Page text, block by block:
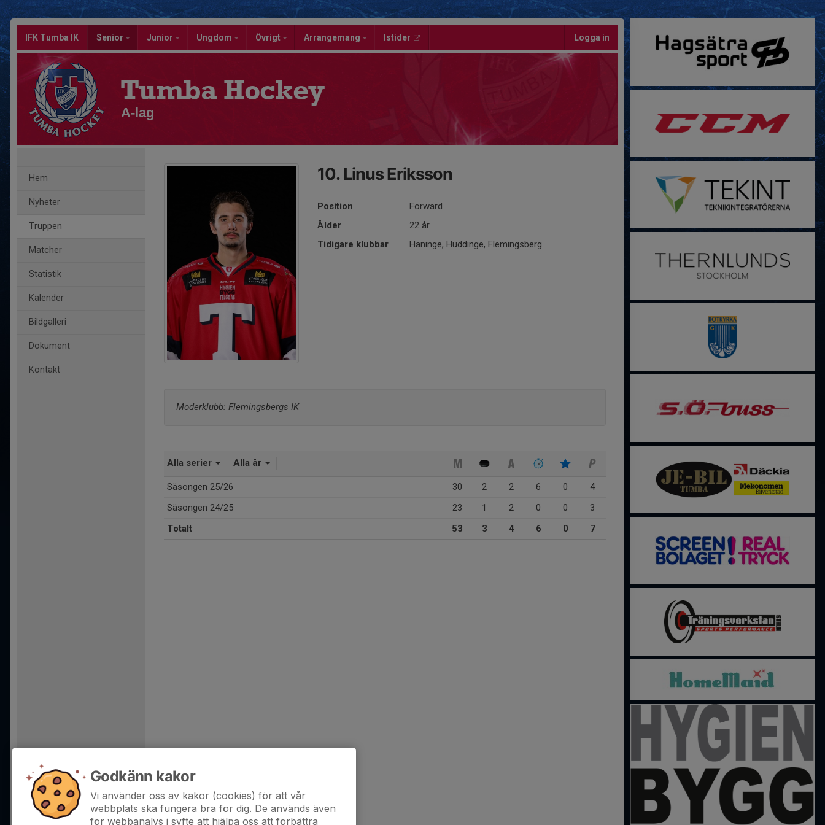
IFK Tumba IK Senior Junior Ungdom Övrigt Arrangemang Istider Logga in
Tumba Hockey
A-lag
Hem
Nyheter
Truppen
Matcher
Statistik
Kalender
Bildgalleri
Dokument
Kontakt
10. Linus Eriksson
Position
Forward
Ålder
22 år
Tidigare klubbar
Haninge, Huddinge, Flemingsberg
Moderklubb: Flemingsbergs IK
Alla serier Alla år
Säsongen 25/26 30 2 2 6 0
4
Säsongen 24/25
23 1 2 0 0
3
Totalt
53 3 4 6 0 7
Godkänn kakor
Vi använder oss av kakor (cookies) för att vår
webbplats ska fungera bra för dig. De används även
för webbanalys i syfte att hjälpa oss att förbättra